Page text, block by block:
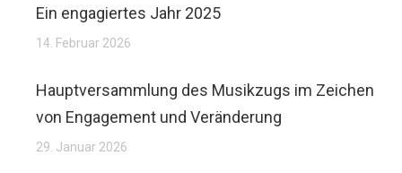
Ein engagiertes Jahr 2025
14. Februar 2026
Hauptversammlung des Musikzugs im Zeichen
von Engagement und Veränderung
29. Januar 2026